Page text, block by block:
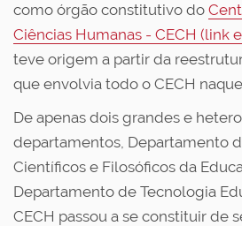
como órgão constitutivo do
Ciências Humanas - CECH (link
teve origem a partir da
que envolvia todo o CECH
De apenas dois grandes e
departamentos, Departamento
Científicos e Filosóficos da
Departamento de Tecnologia
CECH passou a se constituir de